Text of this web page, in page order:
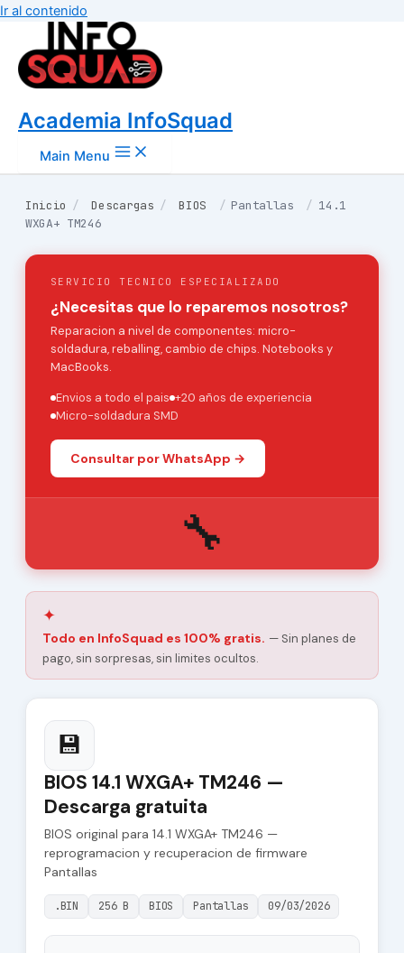
Ir al contenido
Academia InfoSquad
Main Menu
Inicio / Descargas / BIOS / Pantallas / 14.1
WXGA+ TM246
SERVICIO TECNICO ESPECIALIZADO
¿Necesitas que lo reparemos nosotros?
Reparacion a nivel de componentes: micro-
soldadura, reballing, cambio de chips. Notebooks y
MacBooks.
Envios a todo el pais +20 años de experiencia
Micro-soldadura SMD
Consultar por WhatsApp →
🔧
✦
Todo en InfoSquad es 100% gratis. — Sin planes de
pago, sin sorpresas, sin limites ocultos.
💾
BIOS 14.1 WXGA+ TM246 —
Descarga gratuita
BIOS original para 14.1 WXGA+ TM246 —
reprogramacion y recuperacion de firmware
Pantallas
.BIN 256 B BIOS Pantallas 09/03/2026